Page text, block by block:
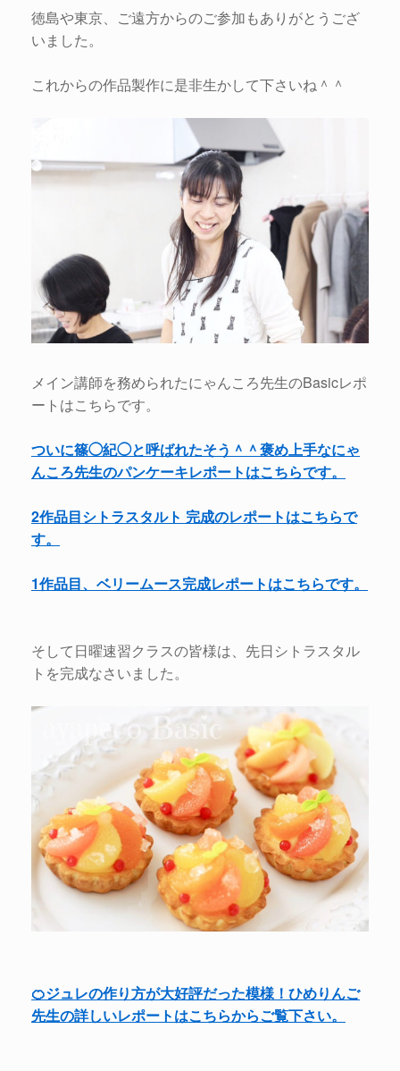
徳島や東京、ご遠方からのご参加もありがとうござ
いました。
これからの作品製作に是非生かして下さいね＾＾
メイン講師を務められたにゃんころ先生のBasicレポ
ートはこちらです。
ついに篠◯紀◯と呼ばれたそう＾＾褒め上手なにゃ
んころ先生のパンケーキレポートはこちらです。
2作品目シトラスタルト 完成のレポートはこちらで
す。
1作品目、ベリームース完成レポートはこちらです。
そして日曜速習クラスの皆様は、先日シトラスタル
トを完成なさいました。
🍊ジュレの作り方が大好評だった模様！ひめりんご
先生の詳しいレポートはこちらからご覧下さい。